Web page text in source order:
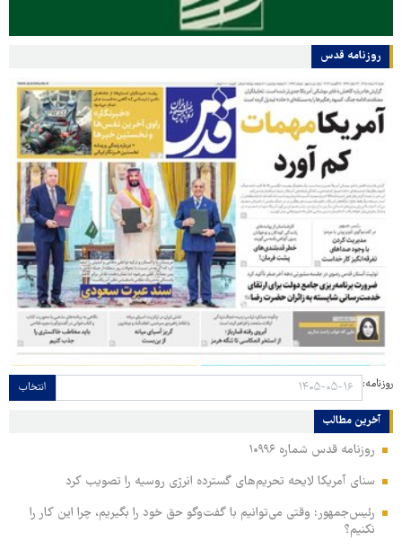
روزنامه قدس
روزنامه: انتخاب
آخرین مطالب
روزنامه قدس شماره ۱۰۹۹۶
سنای آمریکا لایحه تحریم‌های گسترده انرژی روسیه را تصویب کرد
رئیس‌جمهور: وقتی می‌توانیم با گفت‌وگو حق خود را بگیریم، چرا این کار را
نکنیم؟